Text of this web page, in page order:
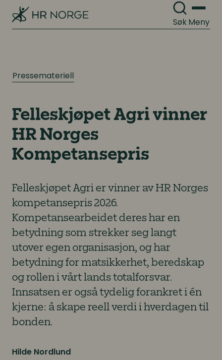
SøkMeny
Pressemateriell
Felleskjøpet Agri vinner
HR Norges
Kompetansepris
Felleskjøpet Agri er vinner av HR Norges
kompetansepris 2026.
Kompetansearbeidet deres har en
betydning som strekker seg langt
utover egen organisasjon, og har
betydning for matsikkerhet, beredskap
og rollen i vårt lands totalforsvar.
Innsatsen er også tydelig forankret i én
kjerne: å skape reell verdi i hverdagen til
bonden.
Hilde Nordlund